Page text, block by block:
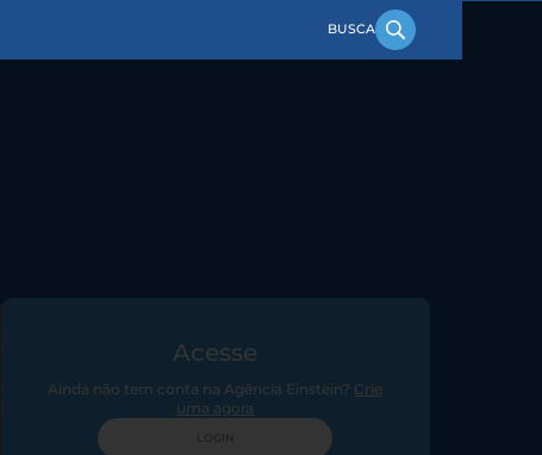
Acesse
Ainda não tem conta na Agência Einstein? Crie
uma agora